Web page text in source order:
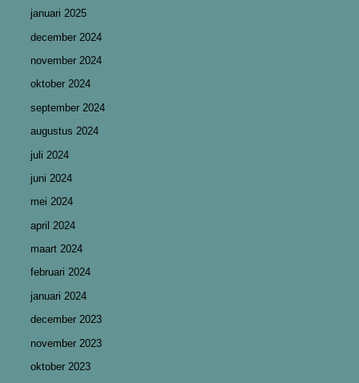
januari 2025
december 2024
november 2024
oktober 2024
september 2024
augustus 2024
juli 2024
juni 2024
mei 2024
april 2024
maart 2024
februari 2024
januari 2024
december 2023
november 2023
oktober 2023